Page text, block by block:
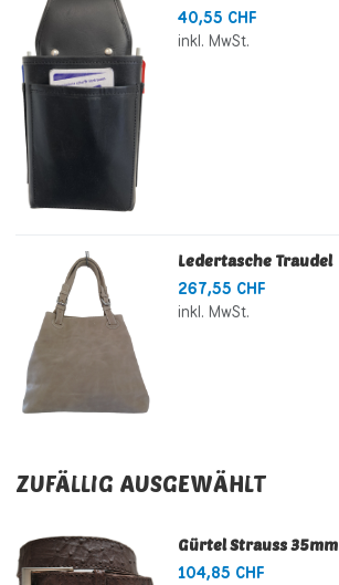
40,55 CHF
inkl. MwSt.
Ledertasche Traudel
267,55 CHF
inkl. MwSt.
ZUFÄLLIG AUSGEWÄHLT
Gürtel Strauss 35mm
104,85 CHF